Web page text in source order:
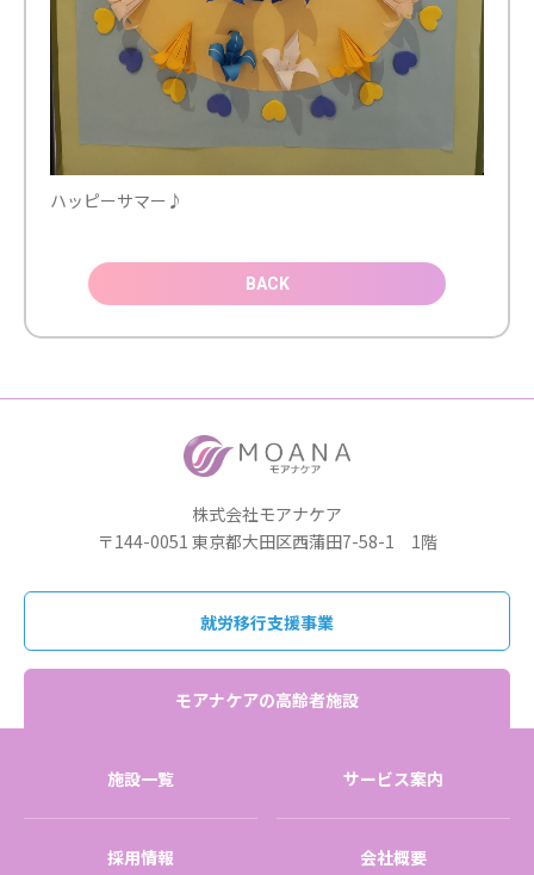
ハッピーサマー♪
BACK
株式会社モアナケア
〒144-0051 東京都大田区西蒲田7-58-1 1階
就労移行支援事業
モアナケアの高齢者施設
施設一覧 サービス案内
採用情報 会社概要